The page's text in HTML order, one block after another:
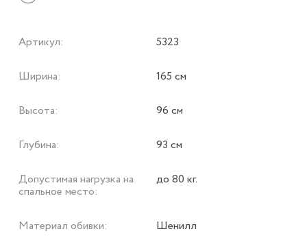
Артикул: 5323
Ширина: 165 см
Высота: 96 см
Глубина: 93 см
Допустимая нагрузка на
спальное место:
до 80 кг.
Материал обивки: Шенилл